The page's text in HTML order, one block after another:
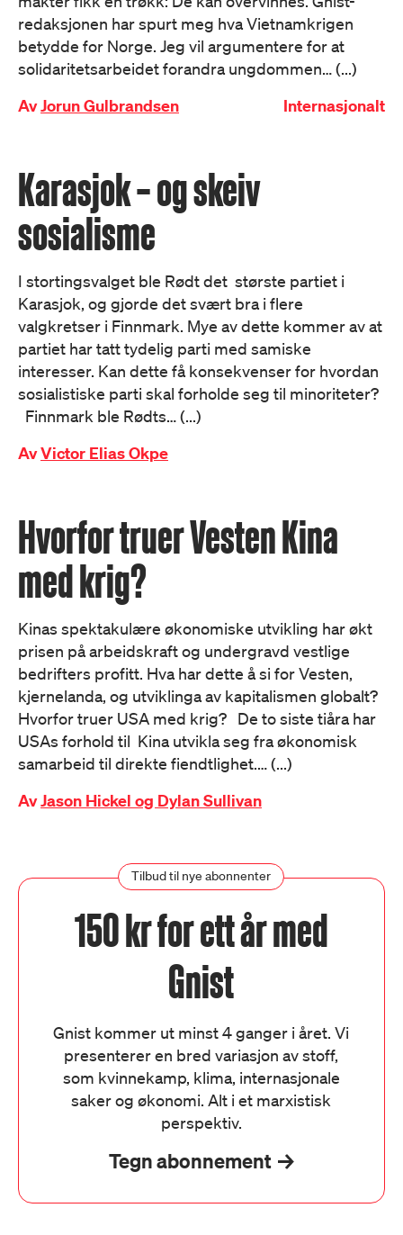
redaksjonen har spurt meg hva Vietnamkrigen
betydde for Norge. Jeg vil argumentere for at
solidaritetsarbeidet forandra ungdommen… (...)
AvJorun Gulbrandsen Internasjonalt
Karasjok – og skeiv
sosialisme
I stortingsvalget ble Rødt det største partiet i
Karasjok, og gjorde det svært bra i flere
valgkretser i Finnmark. Mye av dette kommer av at
partiet har tatt tydelig parti med samiske
interesser. Kan dette få konsekvenser for hvordan
sosialistiske parti skal forholde seg til minoriteter?
Finnmark ble Rødts… (...)
AvVictor Elias Okpe
Hvorfor truer Vesten Kina
med krig?
Kinas spektakulære økonomiske utvikling har økt
prisen på arbeidskraft og undergravd vestlige
bedrifters profitt. Hva har dette å si for Vesten,
kjernelanda, og utviklinga av kapitalismen globalt?
Hvorfor truer USA med krig? De to siste tiåra har
USAs forhold til Kina utvikla seg fra økonomisk
samarbeid til direkte fiendtlighet.… (...)
AvJason Hickel og Dylan Sullivan
Tilbud til nye abonnenter
150 kr for ett år med
Gnist
Gnist kommer ut minst 4 ganger i året. Vi
presenterer en bred variasjon av stoff,
som kvinnekamp, klima, internasjonale
saker og økonomi. Alt i et marxistisk
perspektiv.
Tegn abonnement